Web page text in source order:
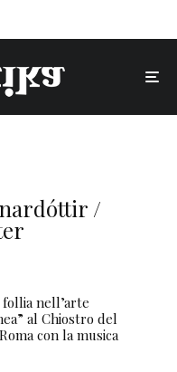
/
follia nell’arte
al Chiostro del
con la musica